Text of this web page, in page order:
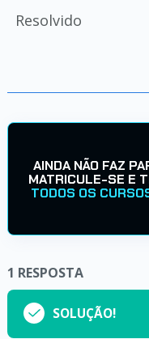
Resolvido
AINDA NÃO FAZ
MATRICULE-SE E
TODOS OS
1 RESPOSTA
SOLUÇÃO!